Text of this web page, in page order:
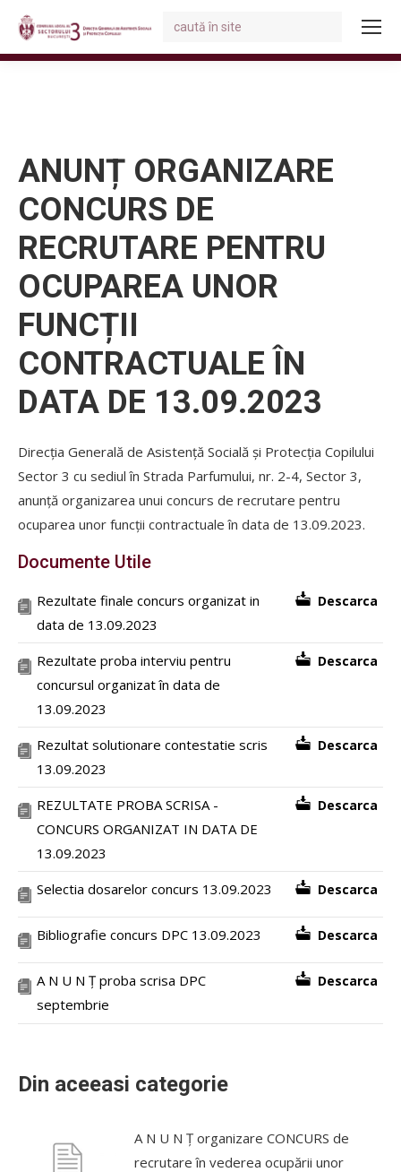
Search:
ANUNȚ ORGANIZARE
CONCURS DE
RECRUTARE PENTRU
OCUPAREA UNOR
FUNCȚII
CONTRACTUALE ÎN
DATA DE 13.09.2023
Direcția Generală de Asistență Socială și Protecția Copilului
Sector 3 cu sediul în Strada Parfumului, nr. 2-4, Sector 3,
anunță organizarea unui concurs de recrutare pentru
ocuparea unor funcții contractuale în data de 13.09.2023.
Documente Utile
Rezultate finale concurs organizat in
data de 13.09.2023
Descarca
Rezultate proba interviu pentru
concursul organizat în data de
13.09.2023
Descarca
Rezultat solutionare contestatie scris
13.09.2023
Descarca
REZULTATE PROBA SCRISA -
CONCURS ORGANIZAT IN DATA DE
13.09.2023
Descarca
Selectia dosarelor concurs 13.09.2023 Descarca
Bibliografie concurs DPC 13.09.2023 Descarca
A N U N Ț proba scrisa DPC
septembrie
Descarca
Din aceeasi categorie
A N U N Ț organizare CONCURS de
recrutare în vederea ocupării unor